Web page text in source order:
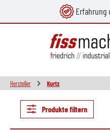
Erfahrung
Hersteller Kurtz
Produkte filtern